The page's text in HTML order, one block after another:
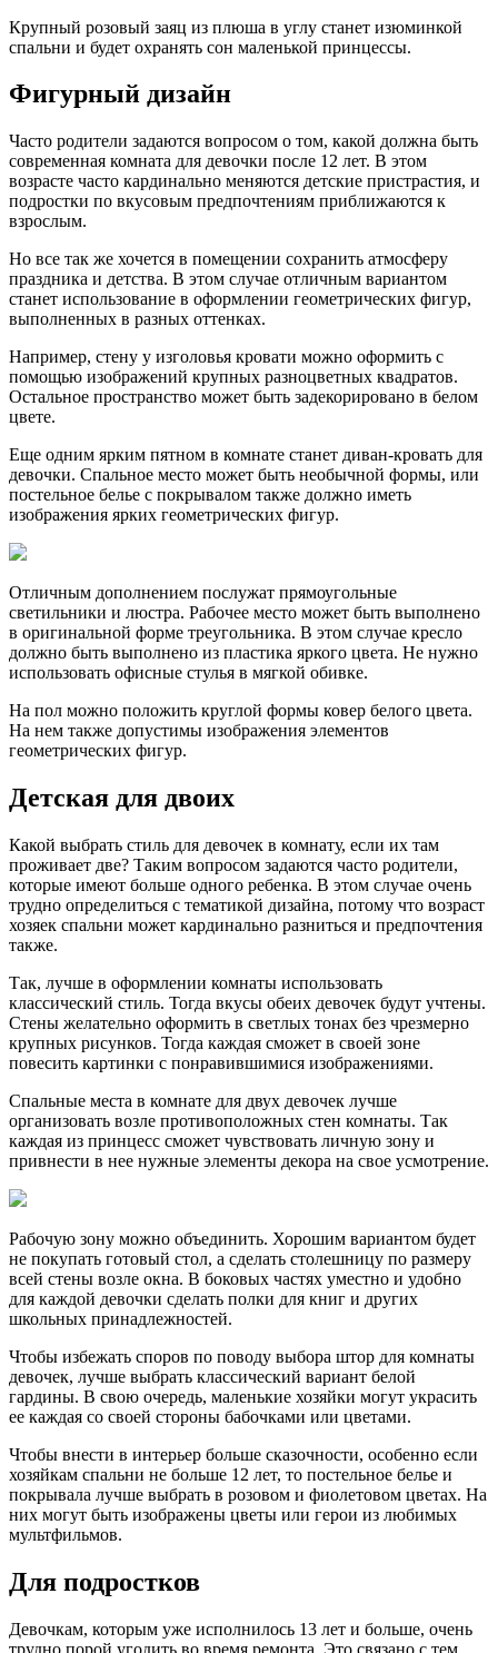
Крупный розовый заяц из плюша в углу станет изюминкой
спальни и будет охранять сон маленькой принцессы.
Фигурный дизайн
Часто родители задаются вопросом о том, какой должна быть
современная комната для девочки после 12 лет. В этом
возрасте часто кардинально меняются детские пристрастия, и
подростки по вкусовым предпочтениям приближаются к
взрослым.
Но все так же хочется в помещении сохранить атмосферу
праздника и детства. В этом случае отличным вариантом
станет использование в оформлении геометрических фигур,
выполненных в разных оттенках.
Например, стену у изголовья кровати можно оформить с
помощью изображений крупных разноцветных квадратов.
Остальное пространство может быть задекорировано в белом
цвете.
Еще одним ярким пятном в комнате станет диван-кровать для
девочки. Спальное место может быть необычной формы, или
постельное белье с покрывалом также должно иметь
изображения ярких геометрических фигур.
Отличным дополнением послужат прямоугольные
светильники и люстра. Рабочее место может быть выполнено
в оригинальной форме треугольника. В этом случае кресло
должно быть выполнено из пластика яркого цвета. Не нужно
использовать офисные стулья в мягкой обивке.
На пол можно положить круглой формы ковер белого цвета.
На нем также допустимы изображения элементов
геометрических фигур.
Детская для двоих
Какой выбрать стиль для девочек в комнату, если их там
проживает две? Таким вопросом задаются часто родители,
которые имеют больше одного ребенка. В этом случае очень
трудно определиться с тематикой дизайна, потому что возраст
хозяек спальни может кардинально разниться и предпочтения
также.
Так, лучше в оформлении комнаты использовать
классический стиль. Тогда вкусы обеих девочек будут учтены.
Стены желательно оформить в светлых тонах без чрезмерно
крупных рисунков. Тогда каждая сможет в своей зоне
повесить картинки с понравившимися изображениями.
Спальные места в комнате для двух девочек лучше
организовать возле противоположных стен комнаты. Так
каждая из принцесс сможет чувствовать личную зону и
привнести в нее нужные элементы декора на свое усмотрение.
Рабочую зону можно объединить. Хорошим вариантом будет
не покупать готовый стол, а сделать столешницу по размеру
всей стены возле окна. В боковых частях уместно и удобно
для каждой девочки сделать полки для книг и других
школьных принадлежностей.
Чтобы избежать споров по поводу выбора штор для комнаты
девочек, лучше выбрать классический вариант белой
гардины. В свою очередь, маленькие хозяйки могут украсить
ее каждая со своей стороны бабочками или цветами.
Чтобы внести в интерьер больше сказочности, особенно если
хозяйкам спальни не больше 12 лет, то постельное белье и
покрывала лучше выбрать в розовом и фиолетовом цветах. На
них могут быть изображены цветы или герои из любимых
мультфильмов.
Для подростков
Девочкам, которым уже исполнилось 13 лет и больше, очень
трудно порой угодить во время ремонта. Это связано с тем,